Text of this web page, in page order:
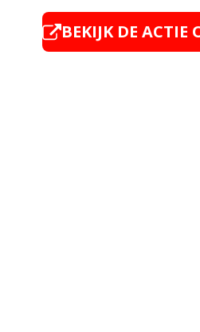
BEKIJK DE ACTIE